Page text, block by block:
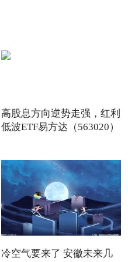
高股息方向逆势走强，红利
低波ETF易方达（563020）
冷空气要来了 安徽未来几